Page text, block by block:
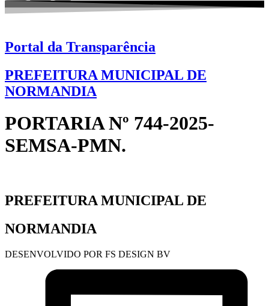
Portal da Transparência
PREFEITURA MUNICIPAL DE
NORMANDIA
PORTARIA Nº 744-2025-
SEMSA-PMN.
PREFEITURA MUNICIPAL DE
NORMANDIA
DESENVOLVIDO POR FS DESIGN BV